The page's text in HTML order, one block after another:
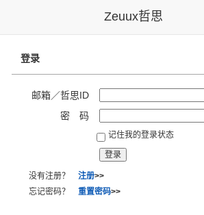
Zeuux哲思
登录
邮箱／哲思ID
密 码
记住我的登录状态
没有注册？ 注册>>
忘记密码？ 重置密码>>